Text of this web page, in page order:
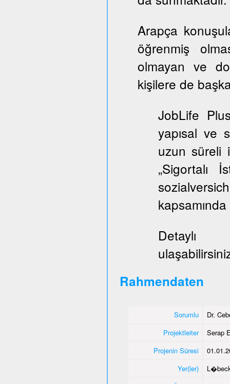
Arapça
öğrenmiş
olmayan ve
kişilere de
JobLife
yapısal ve
uzun süreli
„Sigortalı
Rahmendaten
Sorumlu
Dr.
Projektleiter
Serap
Projenin Süresi
Yer(ler)